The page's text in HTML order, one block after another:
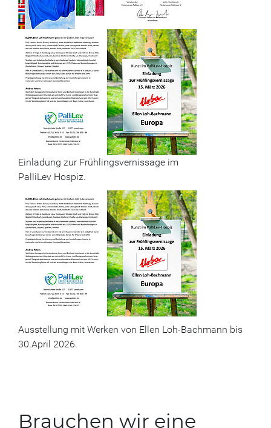
Einladung zur Frühlingsvernissage im
PalliLev Hospiz.
Ausstellung mit Werken von Ellen Loh-Bachmann bis
30.April 2026.
Brauchen wir eine